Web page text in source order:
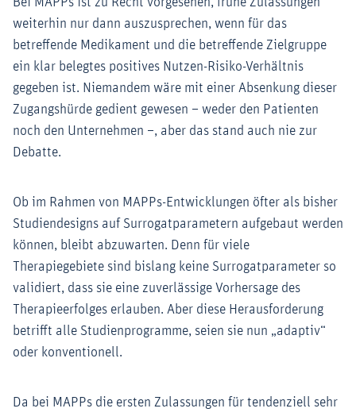
weiterhin nur dann auszusprechen, wenn für das
betreffende Medikament und die betreffende Zielgruppe
ein klar belegtes positives Nutzen-Risiko-Verhältnis
gegeben ist. Niemandem wäre mit einer Absenkung dieser
Zugangshürde gedient gewesen – weder den Patienten
noch den Unternehmen –, aber das stand auch nie zur
Debatte.
Ob im Rahmen von MAPPs-Entwicklungen öfter als bisher
Studiendesigns auf Surrogatparametern aufgebaut werden
können, bleibt abzuwarten. Denn für viele
Therapiegebiete sind bislang keine Surrogatparameter so
validiert, dass sie eine zuverlässige Vorhersage des
Therapieerfolges erlauben. Aber diese Herausforderung
betrifft alle Studienprogramme, seien sie nun „adaptiv“
oder konventionell.
Da bei MAPPs die ersten Zulassungen für tendenziell sehr